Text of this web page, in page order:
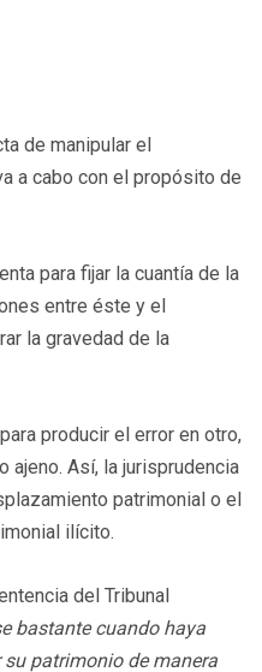
de manipular el
a cabo con el propósito de
para fijar la cuantía de la
entre éste y el
la gravedad de la
producir el error en otro,
ajeno. Así, la jurisprudencia
patrimonial o el
ilícito.
del Tribunal
bastante cuando haya
patrimonio de manera